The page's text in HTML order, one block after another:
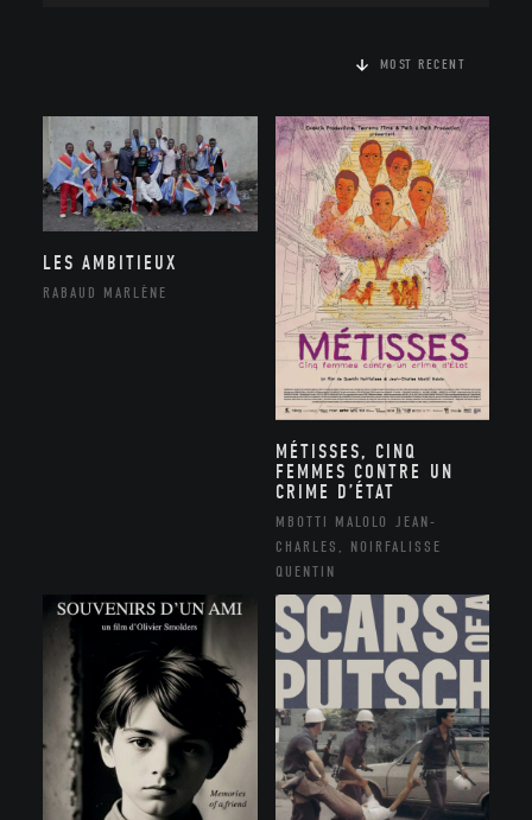
MOST RECENT
LES AMBITIEUX
RABAUD MARLÈNE
MÉTISSES, CINQ
FEMMES CONTRE UN
CRIME D’ÉTAT
MBOTTI MALOLO JEAN-
CHARLES, NOIRFALISSE
QUENTIN